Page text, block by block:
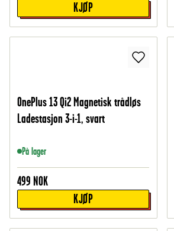
KJØP
OnePlus 13 Qi2 Magnetisk trådløs
Ladestasjon 3-i-1, svart
På lager
499 NOK
KJØP